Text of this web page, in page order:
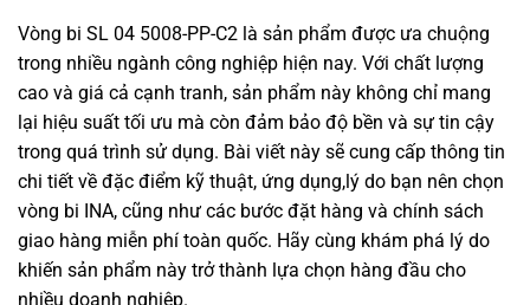
Vòng bi SL 04 5008-PP-C2 là sản phẩm được ưa chuộng
trong nhiều ngành công nghiệp hiện nay. Với chất lượng
cao và giá cả cạnh tranh, sản phẩm này không chỉ mang
lại hiệu suất tối ưu mà còn đảm bảo độ bền và sự tin cậy
trong quá trình sử dụng. Bài viết này sẽ cung cấp thông tin
chi tiết về đặc điểm kỹ thuật, ứng dụng,lý do bạn nên chọn
vòng bi INA, cũng như các bước đặt hàng và chính sách
giao hàng miễn phí toàn quốc. Hãy cùng khám phá lý do
khiến sản phẩm này trở thành lựa chọn hàng đầu cho
nhiều doanh nghiệp.